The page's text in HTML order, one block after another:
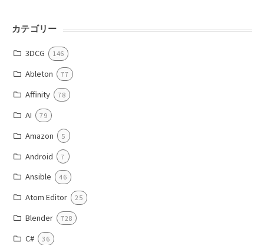
カテゴリー
3DCG 146
Ableton 77
Affinity 78
AI 79
Amazon 5
Android 7
Ansible 46
Atom Editor 25
Blender 728
C# 36